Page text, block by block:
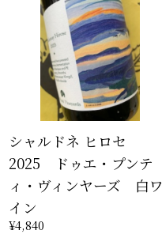
シャルドネ ヒロセ
2025 ドゥエ・プンテ
ィ・ヴィンヤーズ 白ワ
イン
¥4,840